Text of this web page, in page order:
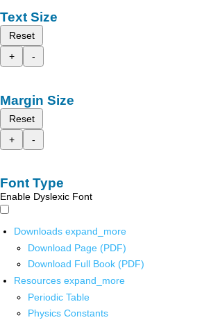
Text Size
Reset
+
-
Margin Size
Reset
+
-
Font Type
Enable Dyslexic Font
Downloads expand_more
Download Page (PDF)
Download Full Book (PDF)
Resources expand_more
Periodic Table
Physics Constants